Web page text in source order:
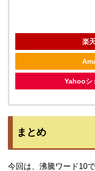
楽
Yahooシ
まとめ
今回は、沸騰ワード10